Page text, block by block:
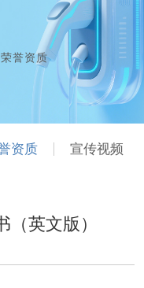
荣誉资质
资质 宣传视频
英文版）